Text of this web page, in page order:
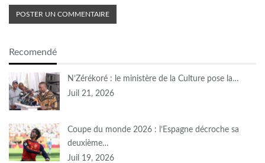
Recomendé
N’Zérékoré : le ministère de la Culture pose la…
Juil 21, 2026
Coupe du monde 2026 : l’Espagne décroche sa
deuxième…
Juil 19, 2026